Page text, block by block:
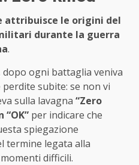
attribuisce le origini del
durante la guerra
.
dopo ogni battaglia veniva
subite: se non vi
sulla lavagna “Zero
per indicare che
spiegazione
termine legata alla
difficili.